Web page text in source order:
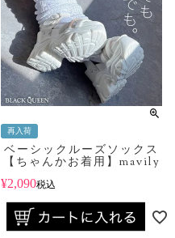
再入荷
ベーシックルーズソックス
【ちゃんかお着用】mavily
¥2,090税込